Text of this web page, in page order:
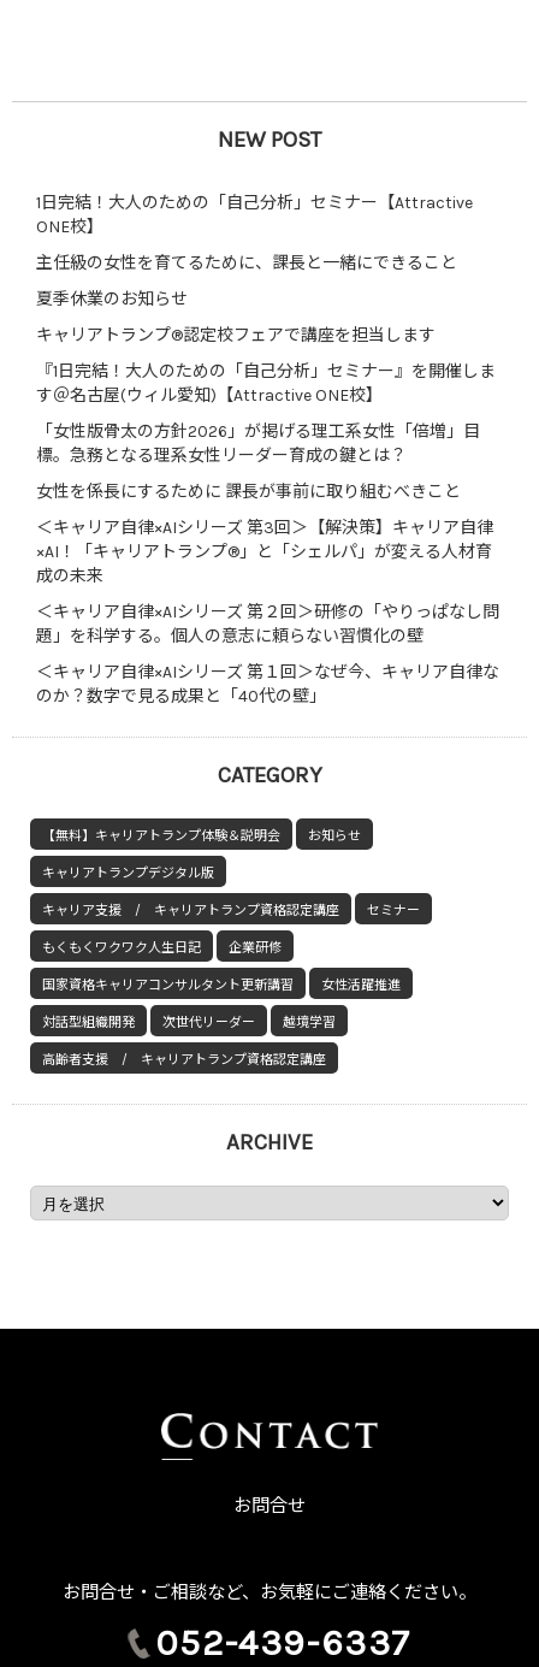
NEW POST
1日完結！大人のための「自己分析」セミナー【Attractive
ONE校】
主任級の女性を育てるために、課長と一緒にできること
夏季休業のお知らせ
キャリアトランプ®認定校フェアで講座を担当します
『1日完結！大人のための「自己分析」セミナー』を開催しま
す＠名古屋(ウィル愛知)【Attractive ONE校】
「女性版骨太の方針2026」が掲げる理工系女性「倍増」目
標。急務となる理系女性リーダー育成の鍵とは？
女性を係長にするために 課長が事前に取り組むべきこと
＜キャリア自律×AIシリーズ 第3回＞【解決策】キャリア自律
×AI！「キャリアトランプ®」と「シェルパ」が変える人材育
成の未来
＜キャリア自律×AIシリーズ 第２回＞研修の「やりっぱなし問
題」を科学する。個人の意志に頼らない習慣化の壁
＜キャリア自律×AIシリーズ 第１回＞なぜ今、キャリア自律な
のか？数字で見る成果と「40代の壁」
CATEGORY
【無料】キャリアトランプ体験＆説明会 お知らせ
キャリアトランプデジタル版
キャリア支援 / キャリアトランプ資格認定講座 セミナー
もくもくワクワク人生日記 企業研修
国家資格キャリアコンサルタント更新講習 女性活躍推進
対話型組織開発 次世代リーダー 越境学習
高齢者支援 / キャリアトランプ資格認定講座
ARCHIVE
お問合せ
お問合せ・ご相談など、お気軽にご連絡ください。
052-439-6337